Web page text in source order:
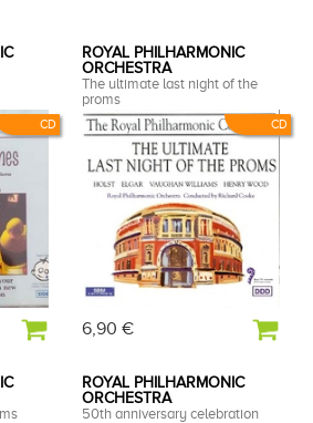
CD CD
ROYAL PHILHARMONIC
ORCHESTRA
The ultimate last night of the
proms
6,90 €
ROYAL PHILHARMONIC
ORCHESTRA
50th anniversary celebration